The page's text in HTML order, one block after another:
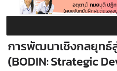
การพัฒนาเชิงกลยุทธ์
(BODIN: Strategic